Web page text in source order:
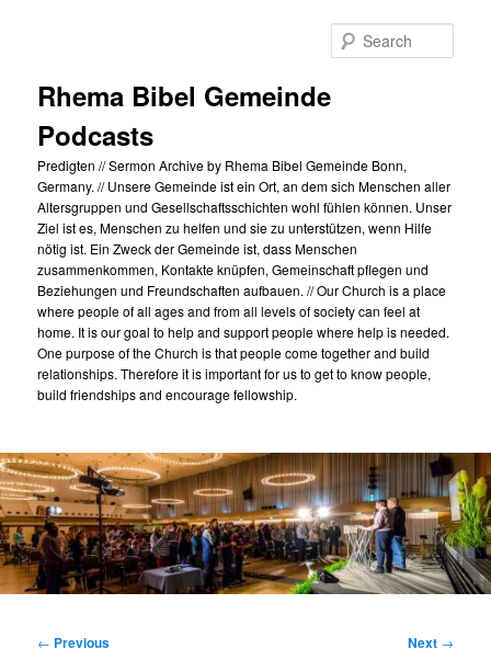
Rhema Bibel Gemeinde
Podcasts
Predigten // Sermon Archive by Rhema Bibel Gemeinde Bonn,
Germany. // Unsere Gemeinde ist ein Ort, an dem sich Menschen aller
Altersgruppen und Gesellschaftsschichten wohl fühlen können. Unser
Ziel ist es, Menschen zu helfen und sie zu unterstützen, wenn Hilfe
nötig ist. Ein Zweck der Gemeinde ist, dass Menschen
zusammenkommen, Kontakte knüpfen, Gemeinschaft pflegen und
Beziehungen und Freundschaften aufbauen. // Our Church is a place
where people of all ages and from all levels of society can feel at
home. It is our goal to help and support people where help is needed.
One purpose of the Church is that people come together and build
relationships. Therefore it is important for us to get to know people,
build friendships and encourage fellowship.
Post
← Previous Next →